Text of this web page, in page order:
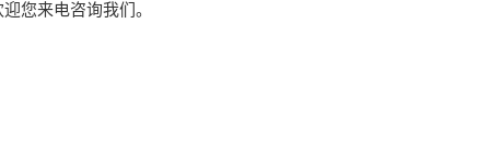
您来电咨询我们。